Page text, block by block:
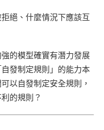
絕、什麼情況下應該互
的模型確實有潛力發展
發制定規則」的能力本
以自發制定安全規則，
的規則？